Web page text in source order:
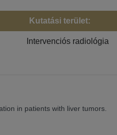
Kutatási terület:
Intervenciós radiológia
in patients with liver tumors.